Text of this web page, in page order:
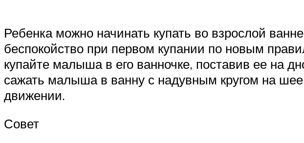
Ребенка можно начинать купать во взрослой
беспокойство при первом купании по новым
купайте малыша в его ванночке, поставив ее на
сажать малыша в ванну с надувным кругом на
движении.
Совет